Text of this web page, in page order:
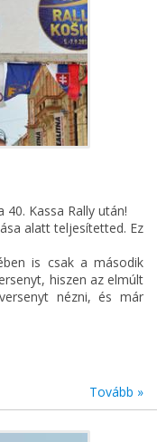
Kassa Rally után!
alatt teljesítetted. Ez
is csak a második
hiszen az elmúlt
nézni, és már
Tovább »